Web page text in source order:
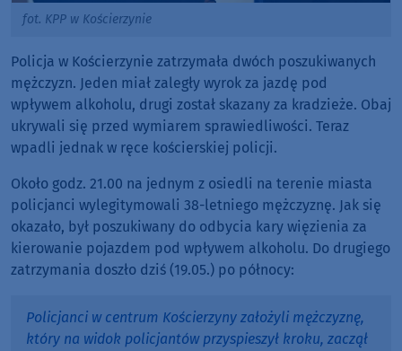
fot. KPP w Kościerzynie
Policja w Kościerzynie zatrzymała dwóch poszukiwanych
mężczyzn. Jeden miał zaległy wyrok za jazdę pod
wpływem alkoholu, drugi został skazany za kradzieże. Obaj
ukrywali się przed wymiarem sprawiedliwości. Teraz
wpadli jednak w ręce kościerskiej policji.
Około godz. 21.00 na jednym z osiedli na terenie miasta
policjanci wylegitymowali 38-letniego mężczyznę. Jak się
okazało, był poszukiwany do odbycia kary więzienia za
kierowanie pojazdem pod wpływem alkoholu. Do drugiego
zatrzymania doszło dziś (19.05.) po północy:
Policjanci w centrum Kościerzyny założyli mężczyznę,
który na widok policjantów przyspieszył kroku, zaczął